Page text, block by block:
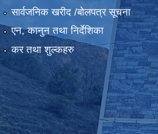
सार्वजनिक खरीद /बोलपत्र सूचना
एन, कानुन तथा निर्देशिका
कर तथा शुल्कहरु